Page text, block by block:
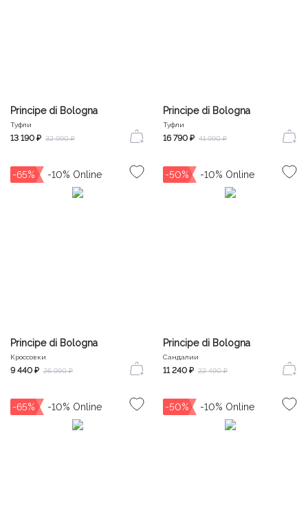
Principe di Bologna
Туфли
13 190 ₽ 32 990 ₽
Principe di Bologna
Туфли
16 790 ₽ 41 990 ₽
-65%
Principe di Bologna
Кроссовки
9 440 ₽ 26 990 ₽
-50%
Principe di Bologna
Сандалии
11 240 ₽ 22 490 ₽
-65% -50%